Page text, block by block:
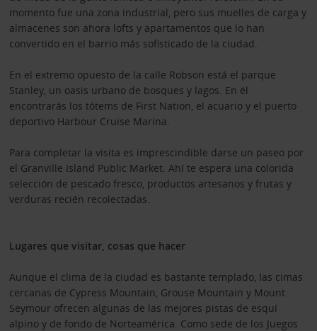
momento fue una zona industrial, pero sus muelles de carga y
almacenes son ahora lofts y apartamentos que lo han
convertido en el barrio más sofisticado de la ciudad.
En el extremo opuesto de la calle Robson está el parque
Stanley, un oasis urbano de bosques y lagos. En él
encontrarás los tótems de First Nation, el acuario y el puerto
deportivo Harbour Cruise Marina.
Para completar la visita es imprescindible darse un paseo por
el Granville Island Public Market. Ahí te espera una colorida
selección de pescado fresco, productos artesanos y frutas y
verduras recién recolectadas.
Lugares que visitar, cosas que hacer
Aunque el clima de la ciudad es bastante templado, las cimas
cercanas de Cypress Mountain, Grouse Mountain y Mount
Seymour ofrecen algunas de las mejores pistas de esquí
alpino y de fondo de Norteamérica. Como sede de los Juegos